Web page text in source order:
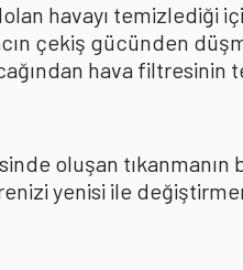
havayı temizlediği
çekiş gücünden
hava filtresinin
oluşan tıkanmanın
yenisi ile